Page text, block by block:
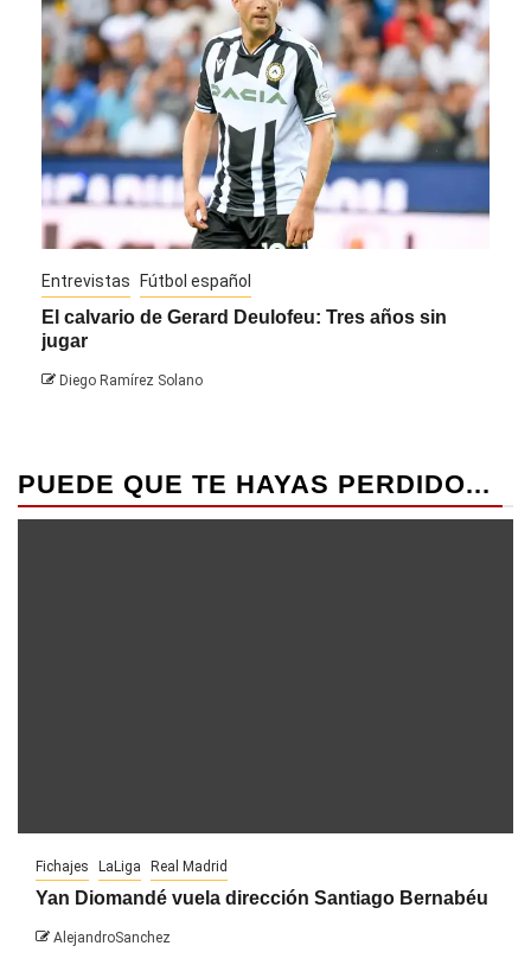
Entrevistas Fútbol español
El calvario de Gerard Deulofeu: Tres años sin
jugar
Diego Ramírez Solano
PUEDE QUE TE HAYAS PERDIDO...
Fichajes LaLiga Real Madrid
Yan Diomandé vuela dirección Santiago Bernabéu
AlejandroSanchez